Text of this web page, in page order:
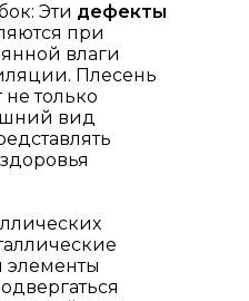
Эти дефекты
при
влаги
Плесень
не только
вид
элементы